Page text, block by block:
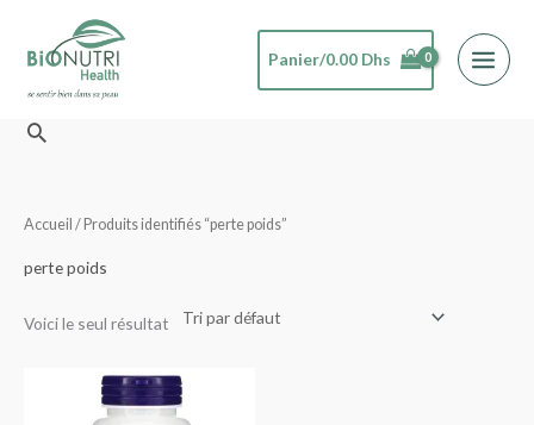
contenu
Panier/0.00 Dhs
Rechercher
Accueil / Produits identifiés “perte poids”
perte poids
Voici le seul résultat